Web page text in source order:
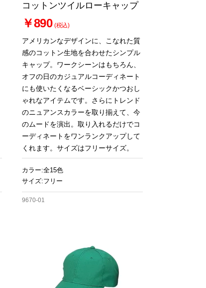
コットンツイルローキャップ
￥890 (税込)
アメリカンなデザインに、こなれた質
感のコットン生地を合わせたシンプル
キャップ。ワークシーンはもちろん、
オフの日のカジュアルコーディネート
にも使いたくなるベーシックかつおし
ゃれなアイテムです。さらにトレンド
のニュアンスカラーを取り揃えて、今
のムードを演出。取り入れるだけでコ
ーディネートをワンランクアップして
くれます。サイズはフリーサイズ。
カラー:全15色
サイズ:フリー
9670-01